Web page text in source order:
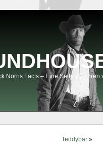
Norris Facts – Eine Seite zu
Teddybär»